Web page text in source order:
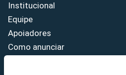
Institucional
Equipe
Apoiadores
Como anunciar